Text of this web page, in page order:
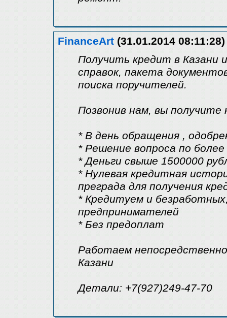
FinanceArt (31.01.2014 08:11:28)
Получить кредит в Казани
справок, пакета
поиска поручителей.
Позвонив нам, вы получите
* В день обращения ,
* Решение вопроса по
* Деньги свыше 1500000
* Нулевая кредитная
преграда для получения
* Кредитуем и
предпринимателей
* Без предоплат
Работаем
Казани
Детали: +7(927)249-47-70